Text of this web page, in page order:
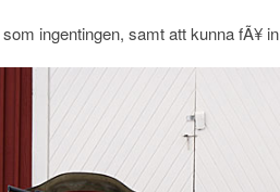
ingentingen, samt att kunna fÃ¥